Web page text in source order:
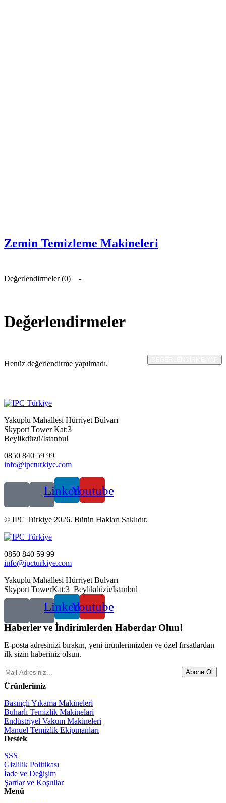
Zemin Temizleme Makineleri
Değerlendirmeler (0)
Değerlendirmeler
Henüz değerlendirme yapılmadı.
Yakuplu Mahallesi Hürriyet Bulvarı
Skyport Tower Kat:3
Beylikdüzü/İstanbul
0850 840 59 99
info@ipcturkiye.com
LinkedinYoutube
© IPC Türkiye 2026. Bütün Hakları Saklıdır.
0850 840 59 99
info@ipcturkiye.com
Yakuplu Mahallesi Hürriyet Bulvarı
Skyport TowerKat:3 Beylikdüzü/İstanbul
LinkedinYoutube
Haberler ve İndirimlerden Haberdar Olun!
E-posta adresinizi bırakın, yeni ürünlerimizden ve özel fırsatlardan
ilk sizin haberiniz olsun.
Abone Ol
Ürünlerimiz
Basınçlı Yıkama Makineleri
Buharlı Temizlik Makinelari
Endüstriyel Vakum Makineleri
Manuel Temizlik Ekipmanları
Destek
SSS
Gizlilik Politikası
İade ve Değişim
Şartlar ve Koşullar
Menü